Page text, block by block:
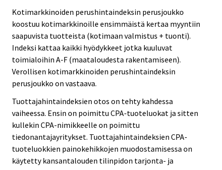
Kotimarkkinoiden perushintaindeksin perusjoukko
koostuu kotimarkkinoille ensimmäistä kertaa myyntiin
saapuvista tuotteista (kotimaan valmistus + tuonti).
Indeksi kattaa kaikki hyödykkeet jotka kuuluvat
toimialoihin A-F (maataloudesta rakentamiseen).
Verollisen kotimarkkinoiden perushintaindeksin
perusjoukko on vastaava.
Tuottajahintaindeksien otos on tehty kahdessa
vaiheessa. Ensin on poimittu CPA-tuoteluokat ja sitten
kullekin CPA-nimikkeelle on poimittu
tiedonantajayritykset. Tuottajahintaindeksien CPA-
tuoteluokkien painokehikkojen muodostamisessa on
käytetty kansantalouden tilinpidon tarjonta- ja